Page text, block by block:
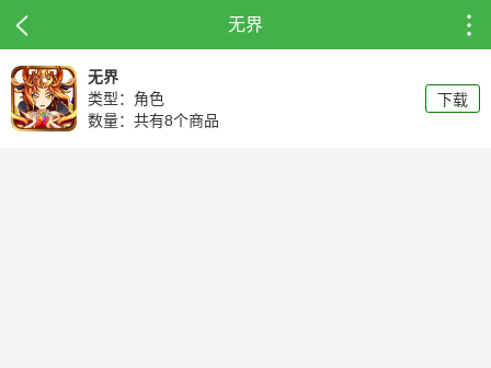
无界
无界
类型：角色
数量：共有8个商品
下载